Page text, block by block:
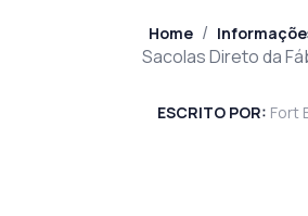
Home /
Sacolas Direto da
ESCRITO POR: Fort